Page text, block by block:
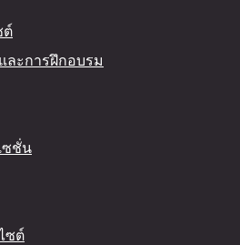
ต์
ะการฝึกอบรม
ซชั่น
ซต์